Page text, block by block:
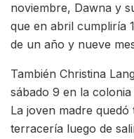
noviembre, Dawna y
que en abril cumpliría
de un año y nueve
También Christina
sábado 9 en la
La joven madre quedó
terracería luego de